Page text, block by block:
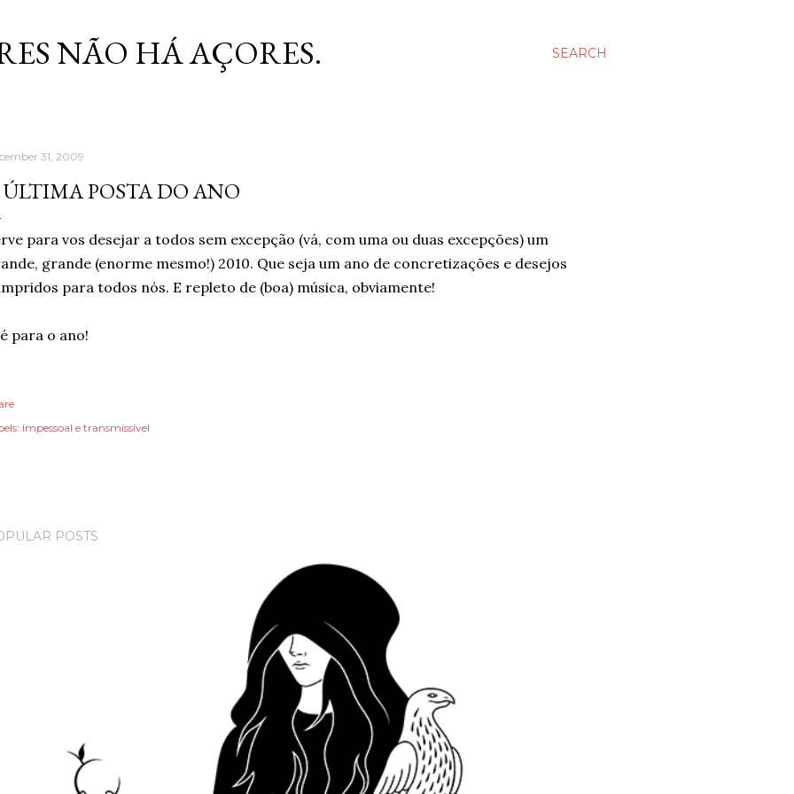
SEARCH
NÃO HÁ AÇORES.
31, 2009
POSTA DO ANO
para vos desejar a todos sem excepção (vá, com uma ou duas excepções) um
grande (enorme mesmo!) 2010. Que seja um ano de concretizações e desejos
para todos nós. E repleto de (boa) música, obviamente!
para o ano!
Impessoal e transmissível
POSTS